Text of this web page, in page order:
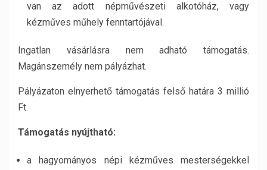
van az adott népművészeti alkotóház, vagy
kézműves műhely fenntartójával.
Ingatlan vásárlásra nem adható támogatás.
Magánszemély nem pályázhat.
Pályázaton elnyerhető támogatás felső határa 3 millió
Ft.
Támogatás nyújtható:
a hagyományos népi kézműves mesterségekkel